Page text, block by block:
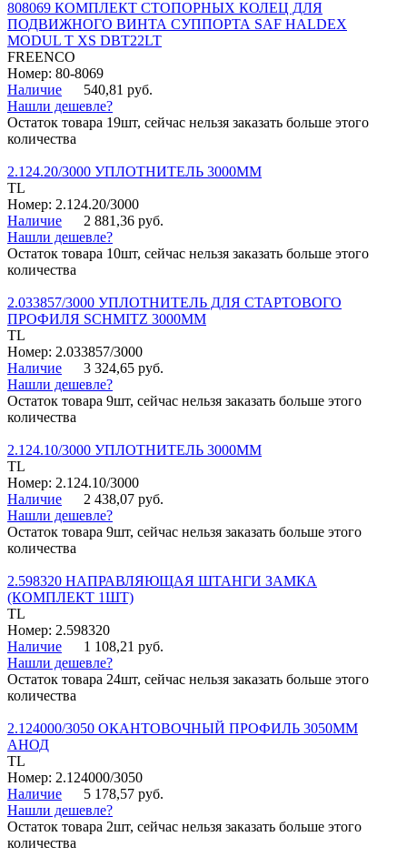
808069 КОМПЛЕКТ СТОПОРНЫХ КОЛЕЦ ДЛЯ
ПОДВИЖНОГО ВИНТА СУППОРТА SAF HALDEX
MODUL T XS DBT22LT
FREENCO
Номер: 80-8069
Наличие
540,81 руб.
Нашли дешевле?
Остаток товара 19шт, сейчас нельзя заказать больше этого
количества
2.124.20/3000 УПЛОТНИТЕЛЬ 3000ММ
TL
Номер: 2.124.20/3000
Наличие
2 881,36 руб.
Нашли дешевле?
Остаток товара 10шт, сейчас нельзя заказать больше этого
количества
2.033857/3000 УПЛОТНИТЕЛЬ ДЛЯ СТАРТОВОГО
ПРОФИЛЯ SCHMITZ 3000ММ
TL
Номер: 2.033857/3000
Наличие
3 324,65 руб.
Нашли дешевле?
Остаток товара 9шт, сейчас нельзя заказать больше этого
количества
2.124.10/3000 УПЛОТНИТЕЛЬ 3000ММ
TL
Номер: 2.124.10/3000
Наличие
2 438,07 руб.
Нашли дешевле?
Остаток товара 9шт, сейчас нельзя заказать больше этого
количества
2.598320 НАПРАВЛЯЮЩАЯ ШТАНГИ ЗАМКА
(КОМПЛЕКТ 1ШТ)
TL
Номер: 2.598320
Наличие
1 108,21 руб.
Нашли дешевле?
Остаток товара 24шт, сейчас нельзя заказать больше этого
количества
2.124000/3050 ОКАНТОВОЧНЫЙ ПРОФИЛЬ 3050ММ
АНОД
TL
Номер: 2.124000/3050
Наличие
5 178,57 руб.
Нашли дешевле?
Остаток товара 2шт, сейчас нельзя заказать больше этого
количества